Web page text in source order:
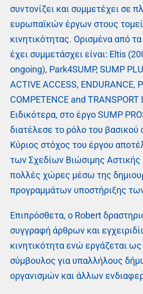
συντονίζει και συμμετέχει σε
ευρωπαϊκών έργων στους
κινητικότητας. Ορισμένα από
έχει συμμετάσχει είναι: Eltis
ongoing), Park4SUMP, SUMP
ACTIVE ACCESS, ENDURANCE,
COMPETENCE and TRANSPORT
Ειδικότερα, στο έργο SUMP
διατέλεσε το ρόλο του βασικού
Κύριος στόχος του έργου
των Σχεδίων Βιώσιμης Αστικής
πολλές χώρες μέσω της
προγραμμάτων υποστήριξης
Επιπρόσθετα, ο Robert
συγγραφή άρθρων και
κινητικότητα ενώ εργάζεται
σύμβουλος για υπαλλήλους
οργανισμών και άλλων